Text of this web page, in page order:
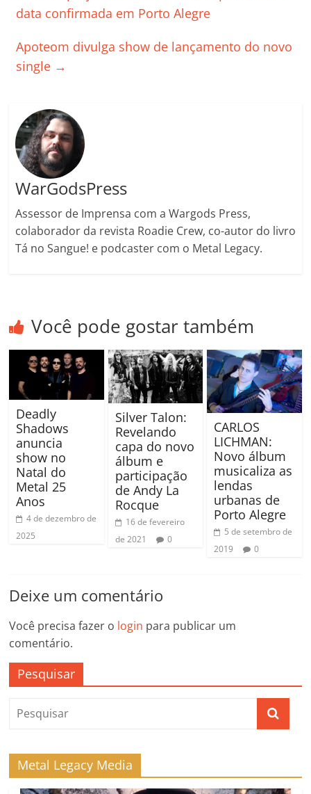
b
o
k
A
p
dI e
a
Li
k h
data confirmada em Porto Alegre
Apoteom divulga show de lançamento do novo
single →
WarGodsPress
Assessor de Imprensa com a Wargods Press,
colaborador da revista Roadie Crew, co-autor do livro
Tá no Sangue! e podcaster com o Metal Legacy.
Você pode gostar também
Deadly
Shadows
anuncia
show no
Natal do
Metal 25
Anos
4 de dezembro de
2025
Silver Talon:
Revelando
capa do novo
álbum e
participação
de Andy La
Rocque
16 de fevereiro
de 2021
0
CARLOS
LICHMAN:
Novo álbum
musicaliza as
lendas
urbanas de
Porto Alegre
5 de setembro de
2019
0
Deixe um comentário
Você precisa fazer o login para publicar um
comentário.
Pesquisar
Metal Legacy Media